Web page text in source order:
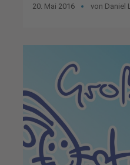
20. Mai 2016 von Daniel